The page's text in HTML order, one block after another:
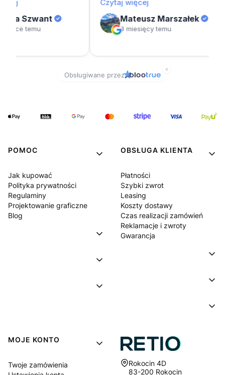
POMOC
Jak kupować
Polityka prywatności
Regulaminy
Projektowanie graficzne
Blog
OBSŁUGA KLIENTA
Płatności
Szybki zwrot
Leasing
Koszty dostawy
Czas realizacji zamówień
Reklamacje i zwroty
Gwarancja
MOJE KONTO
Twoje zamówienia
Adres:
Rokocin 4D
83-200 Rokocin